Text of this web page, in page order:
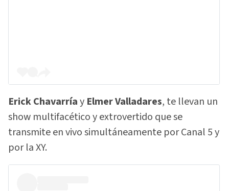
Erick Chavarríay Elmer Valladares, te llevan un
show multifacético y extrovertido que se
transmite en vivo simultáneamente por Canal 5 y
por la XY.